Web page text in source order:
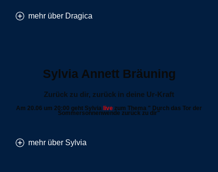
mehr über Dragica
Sylvia Annett Bräuning
Zurück zu dir, zurück in deine Ur-Kraft
Am 20.06 um 20:00 geht Sylvia live zum Thema " Durch das Tor der
Sommersonnenwende zurück zu dir"
mehr über Sylvia